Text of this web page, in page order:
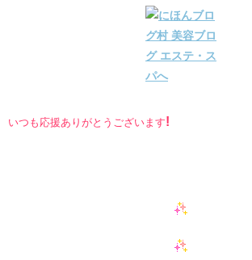
いつも応援ありがとうございます!